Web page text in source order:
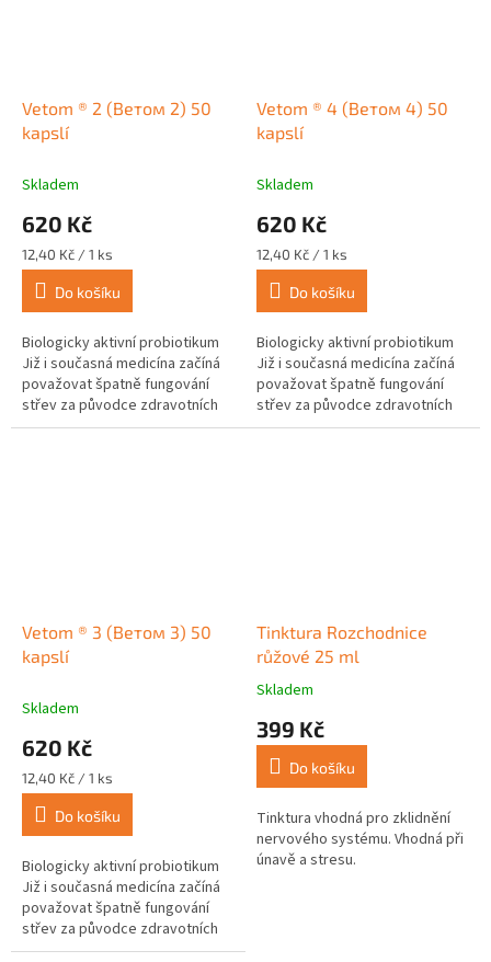
Vetom ® 2 (Ветом 2) 50
kapslí
Skladem
620 Kč
Měrná
cena:
12,40 Kč / 1 ks
Do košíku
Biologicky aktivní probiotikum
Již i současná medicína začíná
považovat špatně fungování
střev za původce zdravotních
komplikací a problémů jako jsou
Vetom ® 4 (Ветом 4) 50
kapslí
Skladem
620 Kč
Měrná
cena:
12,40 Kč / 1 ks
Do košíku
Biologicky aktivní probiotikum
Již i současná medicína začíná
považovat špatně fungování
střev za původce zdravotních
komplikací a problémů jako jsou
Vetom ® 3 (Ветом 3) 50
kapslí
Skladem
620 Kč
Měrná
cena:
12,40 Kč / 1 ks
Do košíku
Biologicky aktivní probiotikum
Již i současná medicína začíná
považovat špatně fungování
střev za původce zdravotních
komplikací a problémů jako jsou
Tinktura Rozchodnice
růžové 25 ml
Průměrné
produktu
4,3
5
hvězdiček.
Skladem
399 Kč
Do košíku
Tinktura vhodná pro zklidnění
nervového systému. Vhodná při
únavě a stresu.